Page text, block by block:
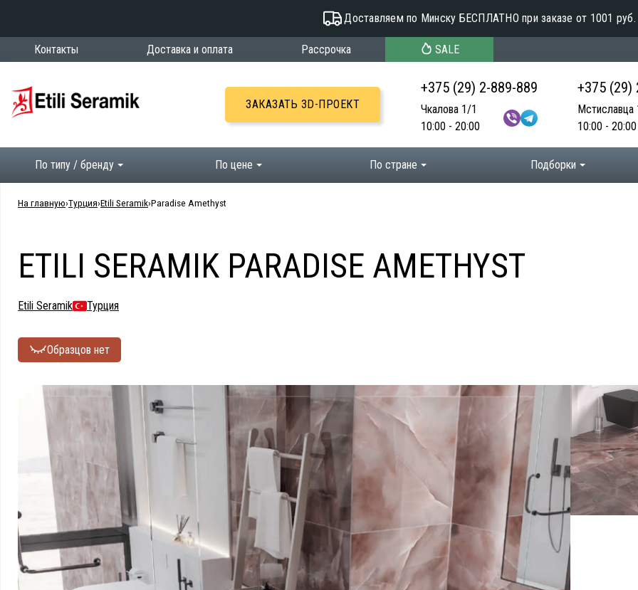
Доставляем по Минску БЕСПЛАТНО при заказе от 1001 руб.
Контакты Доставка и оплата Рассрочка SALE
ЗАКАЗАТЬ 3D-ПРОЕКТ
+375 (29) 2-889-889
Чкалова 1/1
10:00 - 20:00
+375 (29)
Мстиславца
10:00 - 20:00
По типу / бренду По цене По стране Подборки
На главную Турция Etili Seramik Paradise Amethyst
ETILI SERAMIK PARADISE AMETHYST
Etili Seramik Турция
Образцов нет